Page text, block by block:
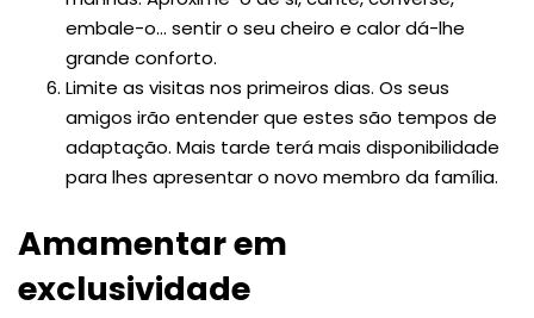
embale-o… sentir o seu cheiro e calor dá-lhe
grande conforto.
Limite as visitas nos primeiros dias. Os seus
amigos irão entender que estes são tempos de
adaptação. Mais tarde terá mais disponibilidade
para lhes apresentar o novo membro da família.
Amamentar em
exclusividade